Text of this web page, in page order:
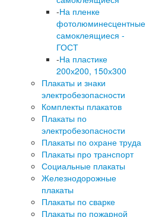
-На пленке
фотолюминесцентные
самоклеящиеся -
ГОСТ
-На пластике
200х200, 150х300
Плакаты и знаки
электробезопасности
Комплекты плакатов
Плакаты по
электробезопасности
Плакаты по охране труда
Плакаты про транспорт
Социальные плакаты
Железнодорожные
плакаты
Плакаты по сварке
Плакаты по пожарной